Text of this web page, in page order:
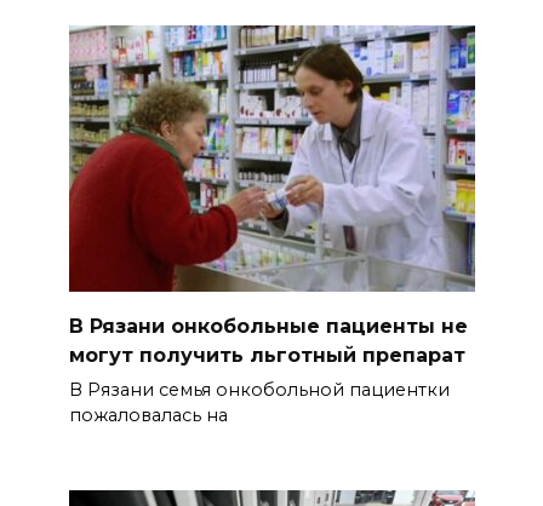
В Рязани онкобольные пациенты не
могут получить льготный препарат
В Рязани семья онкобольной пациентки
пожаловалась на